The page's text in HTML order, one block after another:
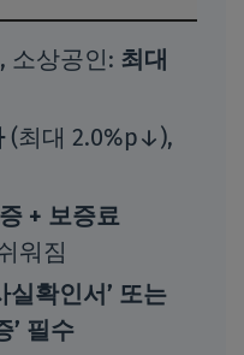
, 소상공인: 최대
(최대 2.0%p↓),
+ 보증료
워짐
실확인서’ 또는
’ 필수